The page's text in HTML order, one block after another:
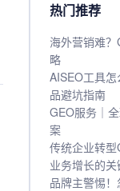
热门推荐
海外营销难
略
AISEO工具
品避坑指南
GEO服务｜
案
传统企业转
业务增长的
品牌主警惕